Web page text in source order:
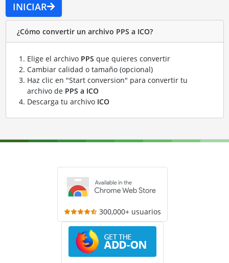
INICIAR
¿Cómo convertir un archivo PPS a ICO?
Elige el archivo PPS que quieres convertir
Cambiar calidad o tamaño (opcional)
Haz clic en "Start conversion" para convertir tu
archivo de PPS a ICO
Descarga tu archivo ICO
300,000+ usuarios